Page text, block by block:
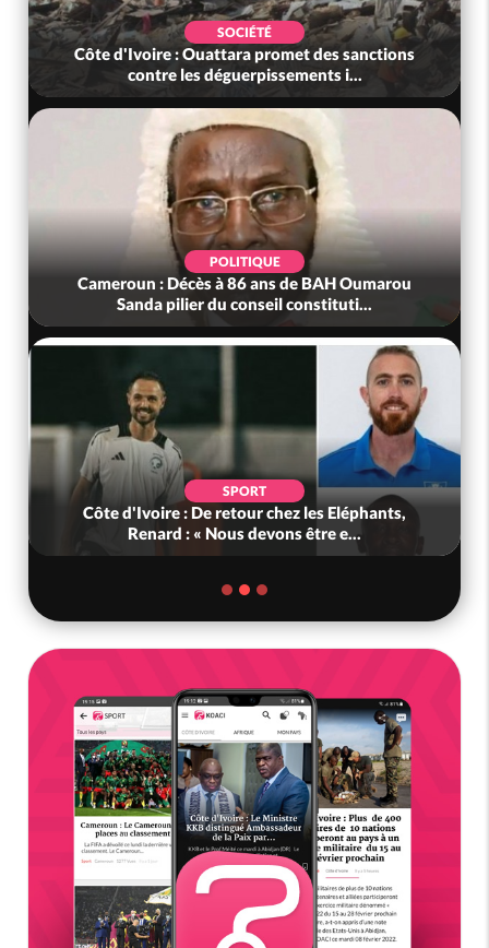
SOCIÉTÉ
Côte d'Ivoire : Ouattara promet des sanctions
contre les déguerpissements i...
POLITIQUE
Cameroun : Décès à 86 ans de BAH Oumarou
Sanda pilier du conseil constituti...
SPORT
Côte d'Ivoire : De retour chez les Eléphants,
Renard : « Nous devons être e...